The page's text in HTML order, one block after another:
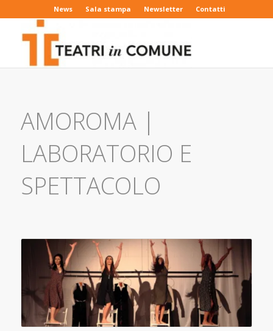
News Sala stampa Newsletter Contatti
AMOROMA |
LABORATORIO E
SPETTACOLO